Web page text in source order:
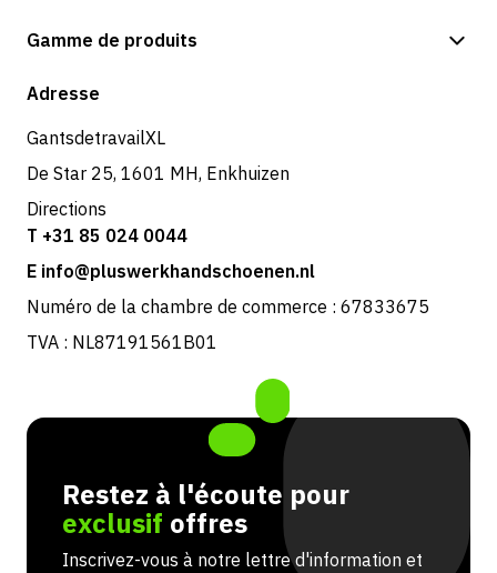
Options de paiement
Retours et service
Gamme de produits
Boutique
Adresse
GantsdetravailXL
De Star 25, 1601 MH, Enkhuizen
Directions
T +31 85 024 0044
E info@pluswerkhandschoenen.nl
Numéro de la chambre de commerce : 67833675
TVA : NL87191561B01
Restez à l'écoute pour
exclusif offres
Inscrivez-vous à notre lettre d'information et